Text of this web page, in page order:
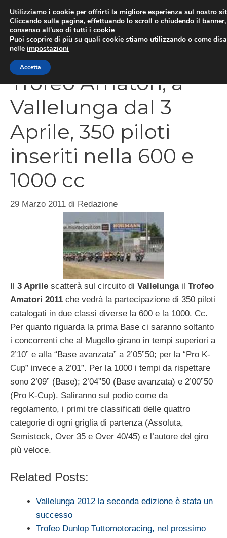
contenuto
Trofeo Amatori, a
Vallelunga dal 3
Aprile, 350 piloti
inseriti nella 600 e
1000 cc
29 Marzo 2011 di Redazione
Il 3 Aprile scatterà sul circuito di Vallelungail Trofeo
Amatori 2011 che vedrà la partecipazione di 350 piloti
catalogati in due classi diverse la 600 e la 1000. Cc.
Per quanto riguarda la prima Base ci saranno soltanto
i concorrenti che al Mugello girano in tempi superiori a
2’10” e alla “Base avanzata” a 2’05”50; per la “Pro K-
Cup” invece a 2’01”. Per la 1000 i tempi da rispettare
sono 2’09” (Base); 2’04”50 (Base avanzata) e 2’00”50
(Pro K-Cup). Saliranno sul podio come da
regolamento, i primi tre classificati delle quattro
categorie di ogni griglia di partenza (Assoluta,
Semistock, Over 35 e Over 40/45) e l’autore del giro
più veloce.
Related Posts:
Vallelunga 2012 la seconda edizione è stata un
successo
Trofeo Dunlop Tuttomotoracing, nel prossimo
Utilizziamo i cookie per offrirti la migliore esperienza sul nostro
Cliccando sulla pagina, effettuando lo scroll o chiudendo il
consenso all’uso di tutti i cookie
Puoi scoprire di più su quali cookie stiamo utilizzando o come
nelle impostazioni
Accetta